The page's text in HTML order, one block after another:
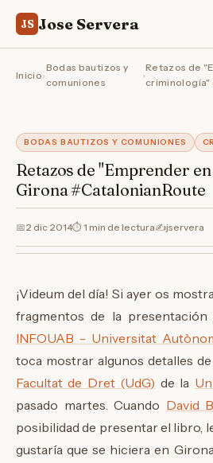
JS Jose Servera
Inicio›
Bodas bautizos y
comuniones
›
Retazos de
criminología"
BODAS BAUTIZOS Y COMUNIONES
Retazos de "Emprender
Girona #CatalonianRoute
📅2 dic 2014⏱ 1 min de lectura✍️jservera
¡Videum del día! Si ayer os
fragmentos de la
INFOUAB - Universitat
toca mostrar algunos detalles de
Facultat de Dret (UdG) de la
pasado martes. Cuando David
posibilidad de presentar el libro,
gustaría que se hiciera en